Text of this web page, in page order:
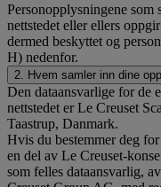
Personopplysningene som
nettstedet eller ellers
dermed beskyttet og
H) nedenfor.
2. Hvem samler inn dine
Den dataansvarlige for de
nettstedet er Le Creuset
Taastrup, Danmark.
Hvis du bestemmer deg
en del av Le Creuset-
som felles dataansvarlig,